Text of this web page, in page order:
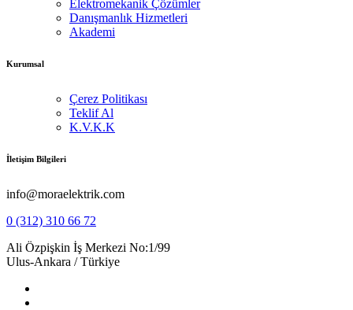
Elektromekanik Çözümler
Danışmanlık Hizmetleri
Akademi
Kurumsal
Çerez Politikası
Teklif Al
K.V.K.K
İletişim Bilgileri
info@moraelektrik.com
0 (312) 310 66 72
Ali Özpişkin İş Merkezi No:1/99
Ulus-Ankara / Türkiye